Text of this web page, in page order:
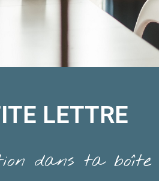
LETTRE
dans ta boîte